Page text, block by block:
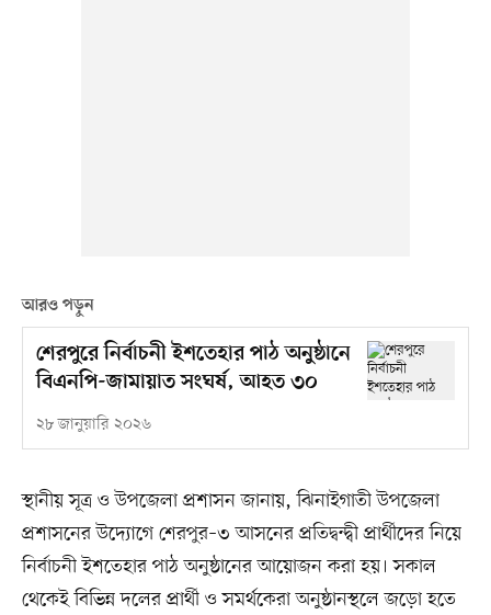
আরও পড়ুন
শেরপুরে নির্বাচনী ইশতেহার পাঠ অনুষ্ঠানে
বিএনপি-জামায়াত সংঘর্ষ, আহত ৩০
২৮ জানুয়ারি ২০২৬
স্থানীয় সূত্র ও উপজেলা প্রশাসন জানায়, ঝিনাইগাতী উপজেলা
প্রশাসনের উদ্যোগে শেরপুর–৩ আসনের প্রতিদ্বন্দ্বী প্রার্থীদের নিয়ে
নির্বাচনী ইশতেহার পাঠ অনুষ্ঠানের আয়োজন করা হয়। সকাল
থেকেই বিভিন্ন দলের প্রার্থী ও সমর্থকেরা অনুষ্ঠানস্থলে জড়ো হতে